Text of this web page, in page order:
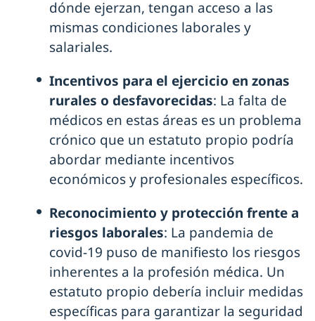
dónde ejerzan, tengan acceso a las
mismas condiciones laborales y
salariales.
Incentivos para el ejercicio en zonas
rurales o desfavorecidas: La falta de
médicos en estas áreas es un problema
crónico que un estatuto propio podría
abordar mediante incentivos
económicos y profesionales específicos.
Reconocimiento y protección frente a
riesgos laborales: La pandemia de
covid-19 puso de manifiesto los riesgos
inherentes a la profesión médica. Un
estatuto propio debería incluir medidas
específicas para garantizar la seguridad